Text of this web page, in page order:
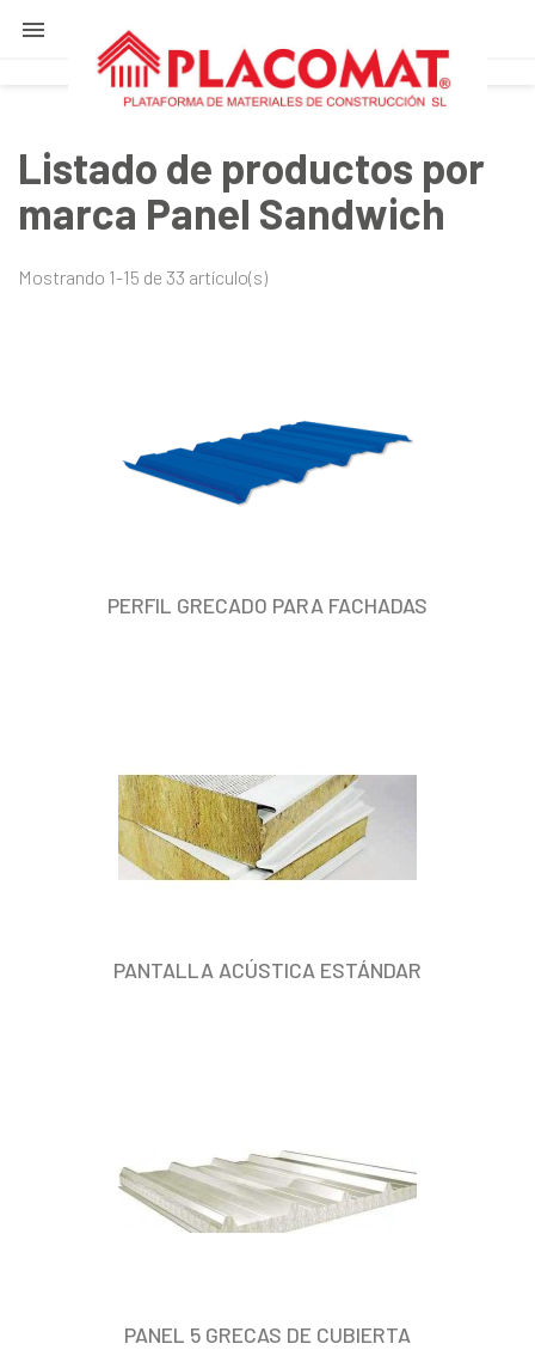

Listado de productos por
marca Panel Sandwich
Mostrando 1-15 de 33 artículo(s)
PERFIL GRECADO PARA FACHADAS
PANTALLA ACÚSTICA ESTÁNDAR
PANEL 5 GRECAS DE CUBIERTA